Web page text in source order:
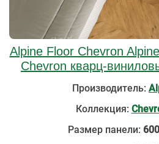
Alpine Floor Chevron
Chevron кварц-
Производитель:
Коллекция:
Размер панели: